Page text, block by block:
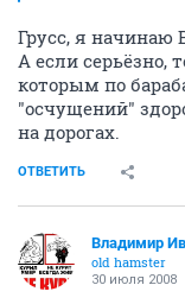
Грусс, я начинаю
А если серьёзно,
которым по
"осчущений"
на дорогах.
ОТВЕТИТЬ
Владимир Ив
old hamster
30 июля 2008